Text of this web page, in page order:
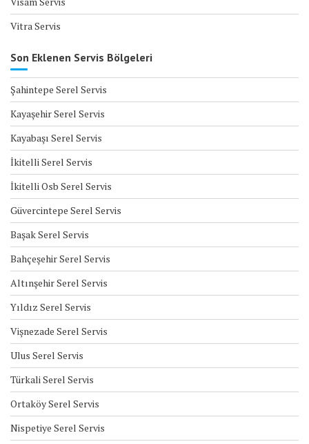
Vitra Servis
Son Eklenen Servis Bölgeleri
Şahintepe Serel Servis
Kayaşehir Serel Servis
Kayabaşı Serel Servis
İkitelli Serel Servis
İkitelli Osb Serel Servis
Güvercintepe Serel Servis
Başak Serel Servis
Bahçeşehir Serel Servis
Altınşehir Serel Servis
Yıldız Serel Servis
Vişnezade Serel Servis
Ulus Serel Servis
Türkali Serel Servis
Ortaköy Serel Servis
Nispetiye Serel Servis